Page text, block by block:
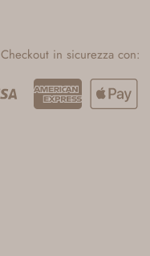
Checkout in sicurezza con: